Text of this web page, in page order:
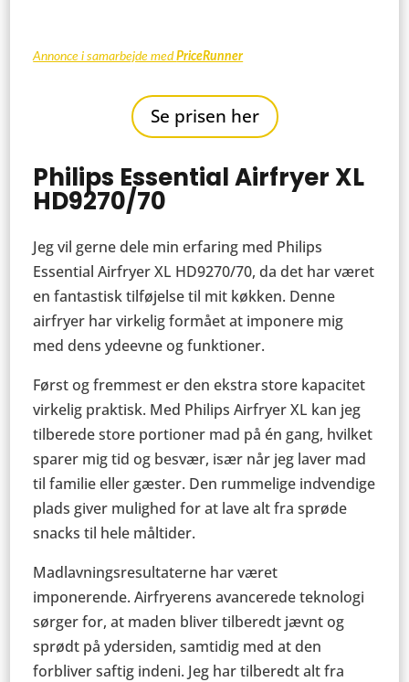
Annonce i samarbejde medPriceRunner
Se prisen her
Philips Essential Airfryer XL
HD9270/70
Jeg vil gerne dele min erfaring med Philips
Essential Airfryer XL HD9270/70, da det har været
en fantastisk tilføjelse til mit køkken. Denne
airfryer har virkelig formået at imponere mig
med dens ydeevne og funktioner.
Først og fremmest er den ekstra store kapacitet
virkelig praktisk. Med Philips Airfryer XL kan jeg
tilberede store portioner mad på én gang, hvilket
sparer mig tid og besvær, især når jeg laver mad
til familie eller gæster. Den rummelige indvendige
plads giver mulighed for at lave alt fra sprøde
snacks til hele måltider.
Madlavningsresultaterne har været
imponerende. Airfryerens avancerede teknologi
sørger for, at maden bliver tilberedt jævnt og
sprødt på ydersiden, samtidig med at den
forbliver saftig indeni. Jeg har tilberedt alt fra